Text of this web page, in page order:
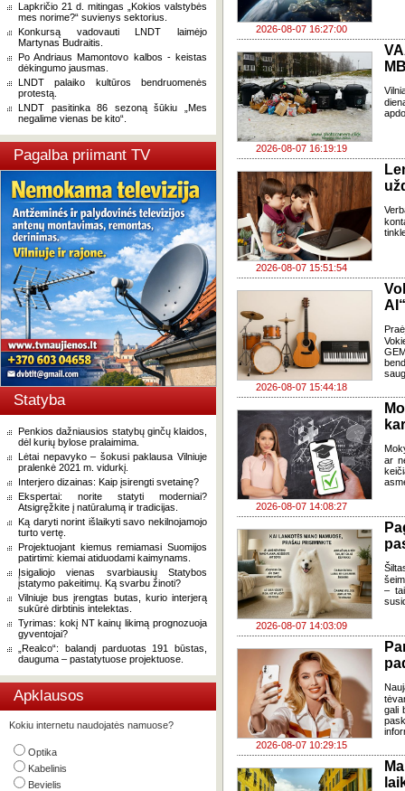
Lapkričio 21 d. mitingas „Kokios valstybės
mes norime?“ suvienys sektorius.
Konkursą vadovauti LNDT laimėjo
Martynas Budraitis.
Po Andriaus Mamontovo kalbos - keistas
dėkingumo jausmas.
LNDT palaiko kultūros bendruomenės
protestą.
LNDT pasitinka 86 sezoną šūkiu „Mes
negalime vienas be kito“.
Pagalba priimant TV
Statyba
Penkios dažniausios statybų ginčų klaidos,
dėl kurių bylose pralaimima.
Lėtai nepavyko – šokusi paklausa Vilniuje
pralenkė 2021 m. vidurkį.
Interjero dizainas: Kaip įsirengti svetainę?
Ekspertai: norite statyti moderniai?
Atsigręžkite į natūralumą ir tradicijas.
Ką daryti norint išlaikyti savo nekilnojamojo
turto vertę.
Projektuojant kiemus remiamasi Suomijos
patirtimi: kiemai atiduodami kaimynams.
Įsigaliojo vienas svarbiausių Statybos
įstatymo pakeitimų. Ką svarbu žinoti?
Vilniuje bus įrengtas butas, kurio interjerą
sukūrė dirbtinis intelektas.
Tyrimas: kokį NT kainų likimą prognozuoja
gyventojai?
„Realco“: balandį parduotas 191 būstas,
dauguma – pastatytuose projektuose.
Apklausos
Kokiu internetu naudojatės namuose?
Optika
Kabelinis
Bevielis
2026-08-07 16:27:00
2026-08-07 16:19:19
2026-08-07 15:51:54
2026-08-07 15:44:18
2026-08-07 14:08:27
ar
2026-08-07 14:03:09
–
2026-08-07 10:29:15
gali